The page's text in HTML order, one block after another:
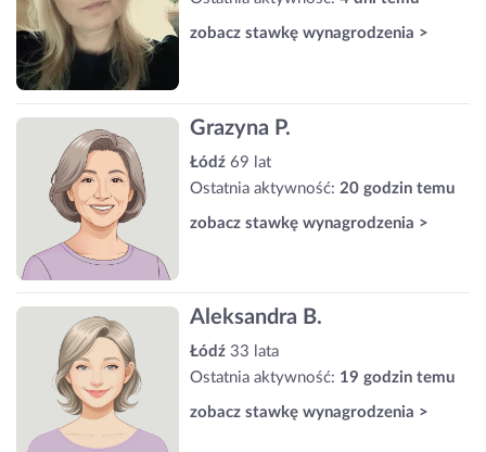
zobacz stawkę wynagrodzenia >
Grazyna P.
Łódź 69 lat
Ostatnia aktywność: 20 godzin temu
zobacz stawkę wynagrodzenia >
Aleksandra B.
Łódź 33 lata
Ostatnia aktywność: 19 godzin temu
zobacz stawkę wynagrodzenia >